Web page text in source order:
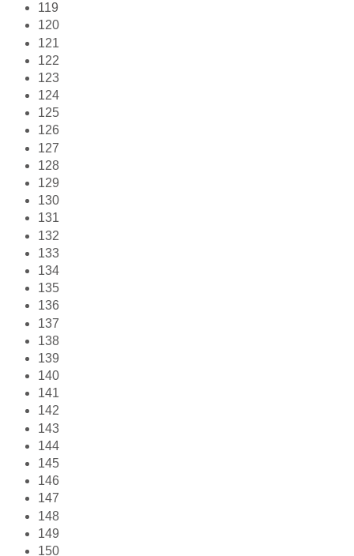
119
120
121
122
123
124
125
126
127
128
129
130
131
132
133
134
135
136
137
138
139
140
141
142
143
144
145
146
147
148
149
150